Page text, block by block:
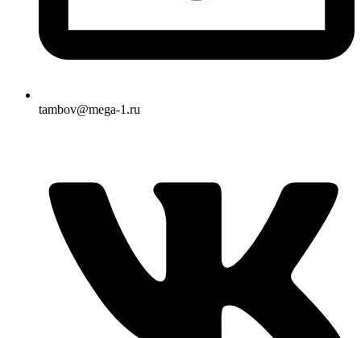
tambov@mega-1.ru